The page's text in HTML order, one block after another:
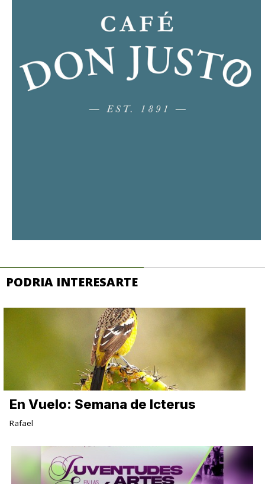
PODRIA INTERESARTE
En Vuelo: Semana de Icterus
Rafael